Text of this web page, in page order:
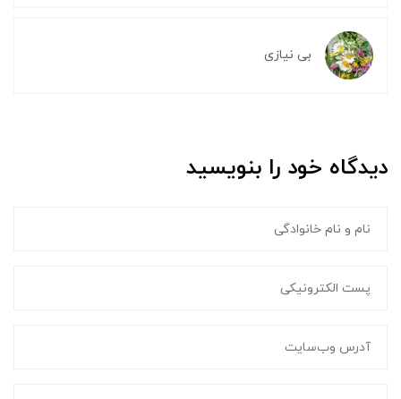
بی نیازی
دیدگاه خود را بنویسید